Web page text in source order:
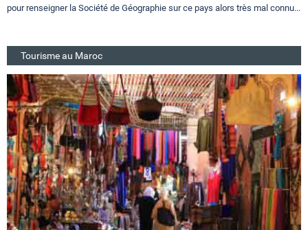
pour renseigner la Société de Géographie sur ce pays alors très mal connu...
Tourisme au Maroc